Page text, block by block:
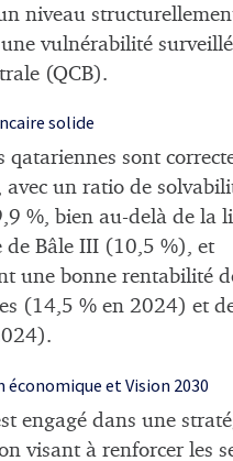
niveau
vulnérabilité
(QCB).
solide
qatariennes sont
avec un ratio de
%, bien au-delà de la
de Bâle III (10,5 %), et
une bonne rentabilité
(14,5 % en 2024) et
et Vision 2030
engagé dans une
visant à renforcer les